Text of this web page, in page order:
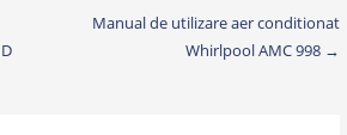
Manual de utilizare aer conditionat
Whirlpool AMC 998 →